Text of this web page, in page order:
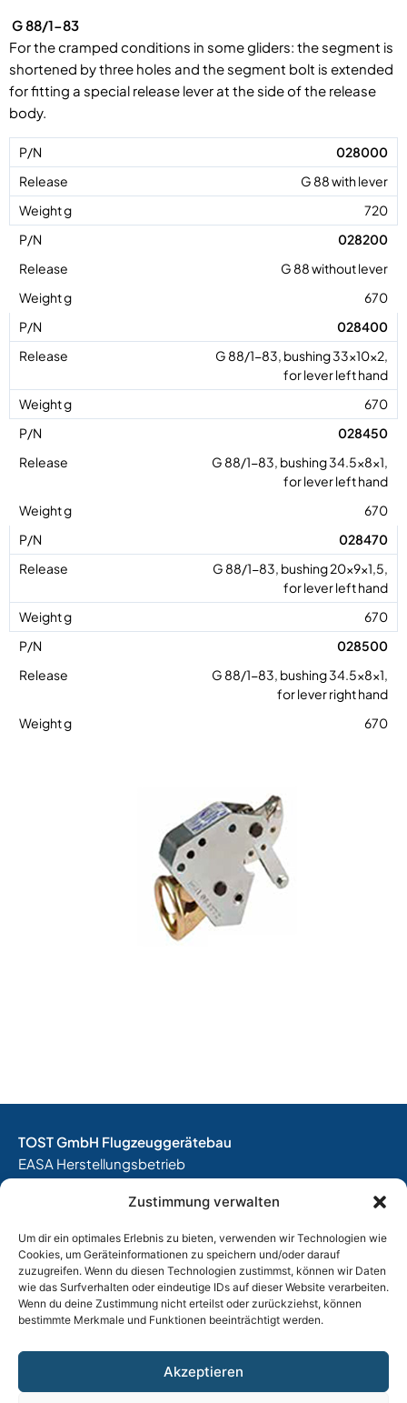
Zustimmung verwalten
Um dir ein optimales Erlebnis zu bieten, verwenden wir Technologien wie
Cookies, um Geräteinformationen zu speichern und/oder darauf
zuzugreifen. Wenn du diesen Technologien zustimmst, können wir Daten
wie das Surfverhalten oder eindeutige IDs auf dieser Website verarbeiten.
Wenn du deine Zustimmung nicht erteilst oder zurückziehst, können
bestimmte Merkmale und Funktionen beeinträchtigt werden.
Akzeptieren
G 88/1-83
For the cramped conditions in some gliders: the segment is
shortened by three holes and the segment bolt is extended
for fitting a special release lever at the side of the release
body.
028000
G 88 with lever
720
028200
G 88 without lever
670
028400
G 88/1-83, bushing 33x10x2,
for lever left hand
670
028450
G 88/1-83, bushing 34.5x8x1,
for lever left hand
670
028470
G 88/1-83, bushing 20x9x1,5,
for lever left hand
670
028500
G 88/1-83, bushing 34.5x8x1,
for lever right hand
670
TOST GmbH Flugzeuggerätebau
EASA Herstellungsbetrieb
Entwicklungsbetrieb
Thalkirchner Straße 62
80337 München
Tel. +49(0)89 544 599 0
E-Mail: info@tost.de
Montag – Donnerstag: 8:00 – 17:00 Uhr
Freitag: 8:00 – 15:00 Uhr